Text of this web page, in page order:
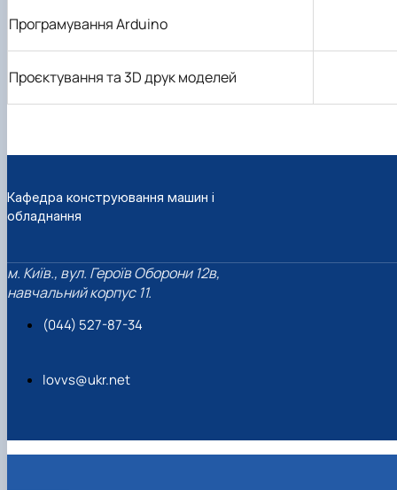
Програмування Arduino
Проєктування та 3D друк моделей
Кафедра конструювання машин і
обладнання
м. Київ., вул. Героїв Оборони 12в,
навчальний корпус 11.
(044) 527-87-34
lovvs@ukr.net